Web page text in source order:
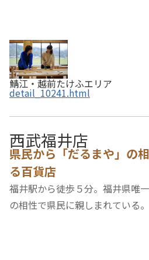
鯖江・越前たけふエリア
detail_10241.html
西武福井店
県民から「だるまや」の
る百貨店
福井駅から徒歩５分。福井県唯
の相性で県民に親しまれている